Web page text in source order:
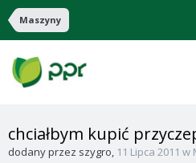
Maszyny
chciałbym kupić
dodany przez szygro, 11 Lipca 2011 w